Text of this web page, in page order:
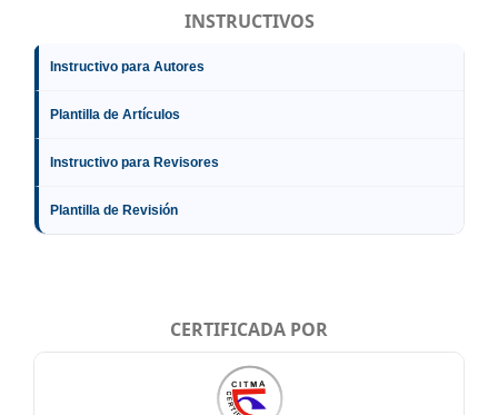
INSTRUCTIVOS
Instructivo para Autores
Plantilla de Artículos
Instructivo para Revisores
Plantilla de Revisión
CERTIFICADA POR